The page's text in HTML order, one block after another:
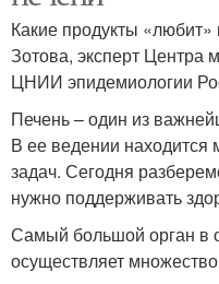
Какие продукты
Зотова, эксперт Центра
ЦНИИ эпидемиологии
Печень – один из
В ее ведении находится
задач. Сегодня
нужно поддерживать
Самый большой орган в
осуществляет